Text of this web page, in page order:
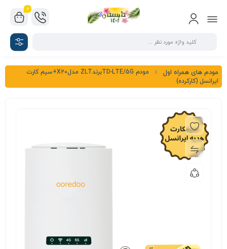
0
مودم های همراه اول
مودم TD-LTE/5GبرندZLT مدلX20+سیم کارت
ایرانسل (کارکرده)